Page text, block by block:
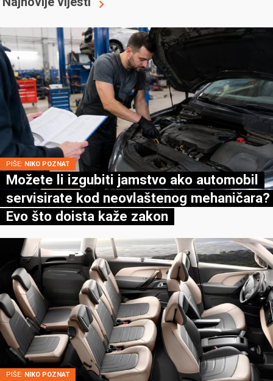
PIŠE: NIKO POZNAT
Možete li izgubiti jamstvo ako automobil
servisirate kod neovlaštenog mehaničara?
Evo što doista kaže zakon
PIŠE: NIKO POZNAT